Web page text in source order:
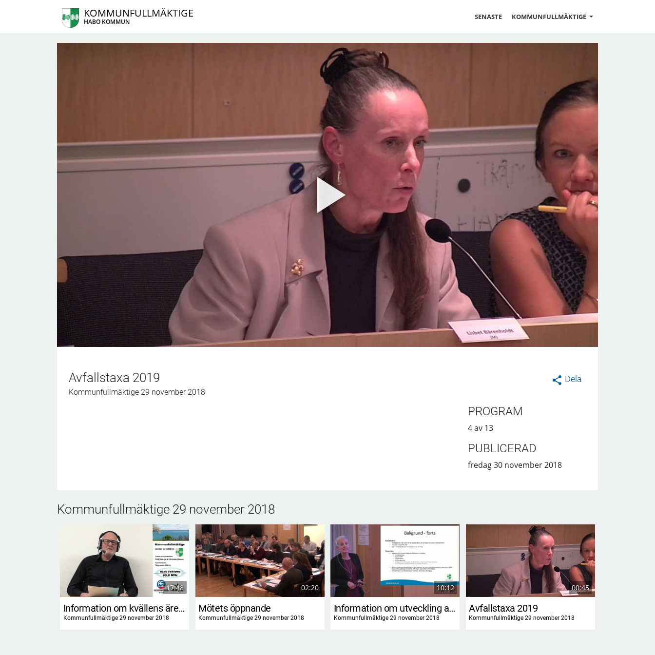
KOMMUNFULLMÄKTIGE
HABO KOMMUN
SENASTE KOMMUNFULLMÄKTIGE
Dela
Avfallstaxa 2019
Kommunfullmäktige 29 november 2018
PROGRAM
4 av 13
PUBLICERAD
fredag 30 november 2018
Kommunfullmäktige 29 november 2018
17:48
Information om kvällens ärenden
Kommunfullmäktige 29 november 2018
02:20
Mötets öppnande
Kommunfullmäktige 29 november 2018
10:12
Information om utveckling av styrmodellen
Kommunfullmäktige 29 november 2018
00:45
Avfallstaxa 2019
Kommunfullmäktige 29 november 2018